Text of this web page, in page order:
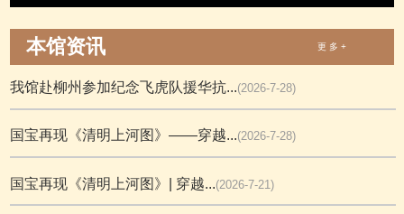
本馆资讯 更 多 +
我馆赴柳州参加纪念飞虎队援华抗...(2026-7-28)
国宝再现《清明上河图》——穿越...(2026-7-28)
国宝再现《清明上河图》| 穿越...(2026-7-21)